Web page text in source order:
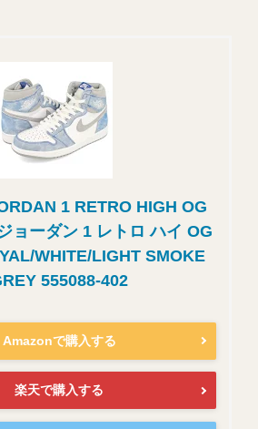
1 RETRO HIGH OG
ョーダン 1 レトロ ハイ OG
WHITE/LIGHT SMOKE
555088-402
Amazonで購入する
楽天で購入する